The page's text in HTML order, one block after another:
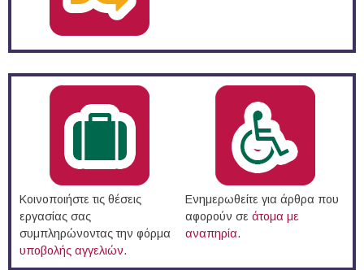
Κοινοποιήστε τις θέσεις
εργασίας σας
συμπληρώνοντας την φόρμα
υποβολής αγγελιών.
Ενημερωθείτε για άρθρα που
αφορούν σε άτομα με
αναπηρία.